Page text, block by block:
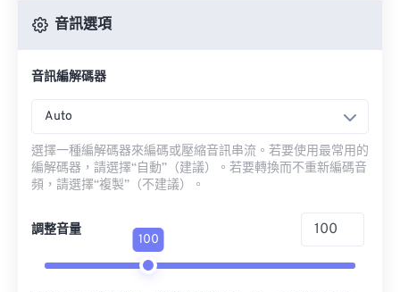
音訊選項
音訊編解碼器
Auto
選擇一種編解碼器來編碼或壓縮音訊串流。若要使用最常用的
編解碼器，請選擇“自動”（建議）。若要轉換而不重新編碼音
頻，請選擇“複製”（不建議）。
調整音量
100